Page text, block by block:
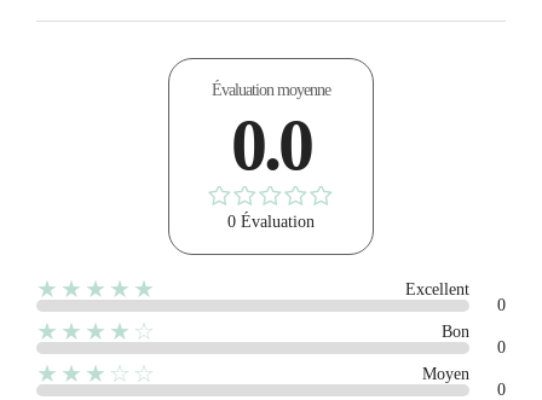
Évaluation moyenne
0.0
0 Évaluation
★★★★★
Excellent
0
★★★★☆
Bon
0
★★★☆☆
Moyen
0